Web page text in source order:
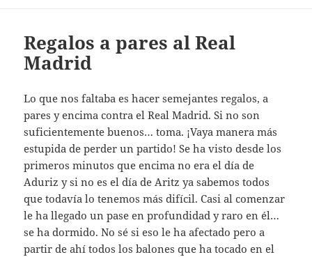
Regalos a pares al Real
Madrid
Lo que nos faltaba es hacer semejantes regalos, a
pares y encima contra el Real Madrid. Si no son
suficientemente buenos… toma. ¡Vaya manera más
estupida de perder un partido! Se ha visto desde los
primeros minutos que encima no era el día de
Aduriz y si no es el día de Aritz ya sabemos todos
que todavía lo tenemos más difícil. Casi al comenzar
le ha llegado un pase en profundidad y raro en él…
se ha dormido. No sé si eso le ha afectado pero a
partir de ahí todos los balones que ha tocado en el